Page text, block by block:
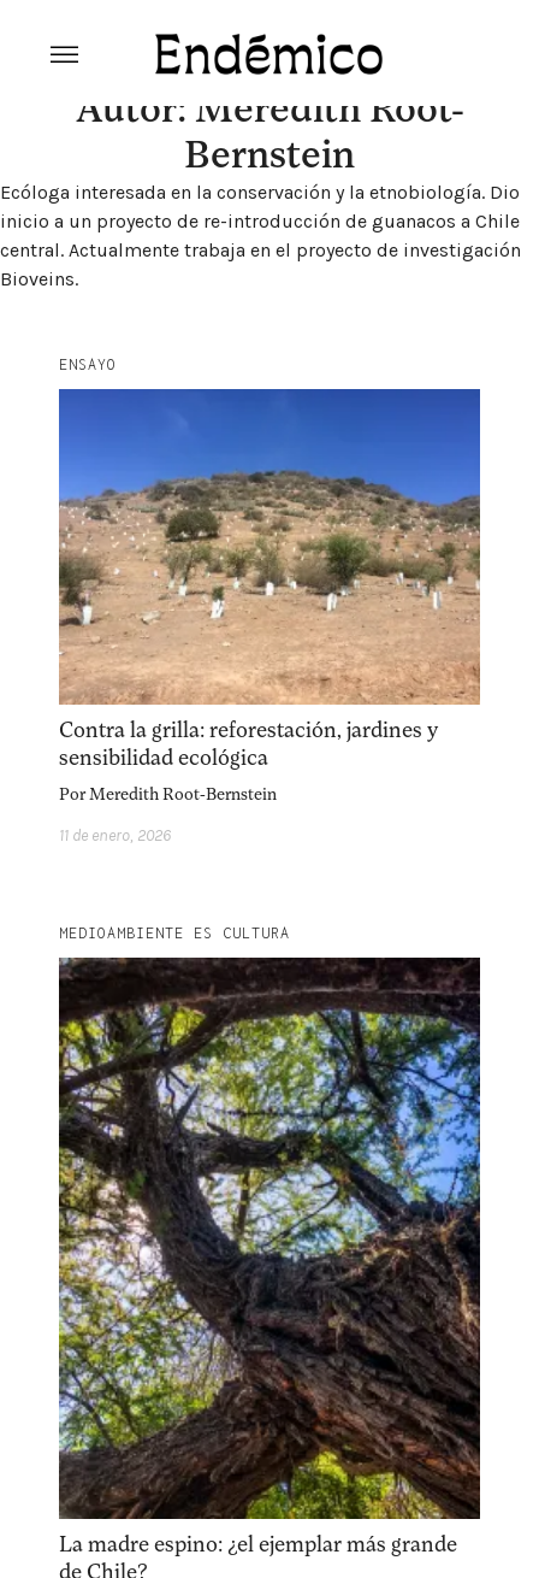
content
ambiental
Autor: Meredith Root-
Bernstein
Ecóloga interesada en la conservación y la etnobiología. Dio
inicio a un proyecto de re-introducción de guanacos a Chile
central. Actualmente trabaja en el proyecto de investigación
Bioveins.
ENSAYO
Contra la grilla: reforestación, jardines y
sensibilidad ecológica
Por Meredith Root-Bernstein
11 de enero, 2026
MEDIOAMBIENTE ES CULTURA
La madre espino: ¿el ejemplar más grande
de Chile?
Explora la cultura creativa en torno al movimiento
socioambiental con Endémico.
facebook